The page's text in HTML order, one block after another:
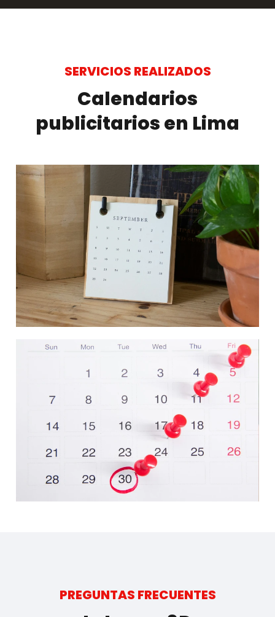
SERVICIOS REALIZADOS
Calendarios
publicitarios en Lima
PREGUNTAS FRECUENTES